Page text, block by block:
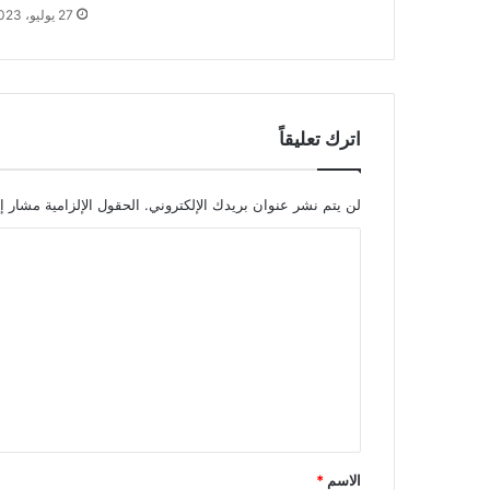
27 يوليو، 2023
اترك تعليقاً
لن يتم نشر عنوان بريدك الإلكتروني. الحقول الإلزامية مشار
*
الاسم *